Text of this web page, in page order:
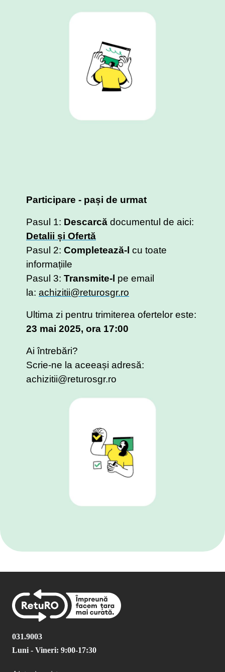
Participare - pași de urmat
Pasul 1: Descarcă documentul de aici:
Detalii și Ofertă
Pasul 2: Completează-l cu toate
informațiile
Pasul 3: Transmite-l pe email
la: achizitii@returosgr.ro
Ultima zi pentru trimiterea ofertelor este:
23 mai 2025, ora 17:00
Ai întrebări?
Scrie-ne la aceeași adresă:
achizitii@returosgr.ro
031.9003
Luni - Vineri: 9:00-17:30